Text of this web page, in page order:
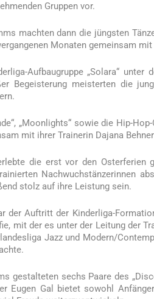
Gruppen vor.
machten dann die jüngsten
Monaten gemeinsam
Aufbaugruppe „Solara“
Begeisterung meisterten die
„Moonlights“ sowie die Hip-
mit ihrer Trainerin Dajana
die erst vor den Osterferien
Nachwuchstänzerinnen
stolz auf ihre Leistung sein.
der Auftritt der Kinderliga-
mit der es unter der Leitung der
Jazz und Modern/
gestalteten sechs Paare des
Eugen Gal bietet sowohl